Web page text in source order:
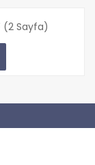
(2 Sayfa)